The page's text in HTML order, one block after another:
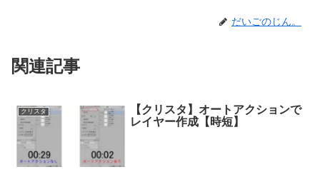
だいごのじん。
関連記事
クリスタ
【クリスタ】オートアクションで
レイヤー作成【時短】